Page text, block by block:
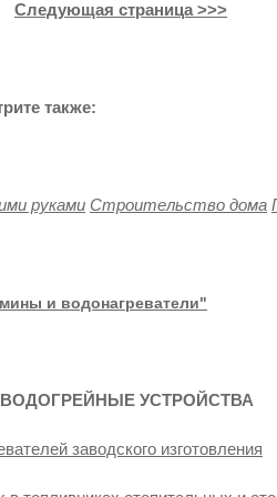
Следующая страница >>>
также:
руками Строительство дома
и водонагреватели"
УСТРОЙСТВА
заводского изготовления